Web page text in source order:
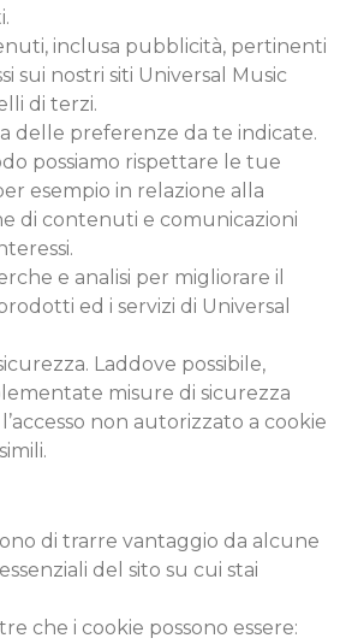
inclusa pubblicità, pertinenti
sui nostri siti Universal Music
di terzi.
delle preferenze da te indicate.
possiamo rispettare le tue
esempio in relazione alla
di contenuti e comunicazioni
e analisi per migliorare il
ed i servizi di Universal
Laddove possibile,
misure di sicurezza
non autorizzato a cookie
di trarre vantaggio da alcune
del sito su cui stai
che i cookie possono essere: